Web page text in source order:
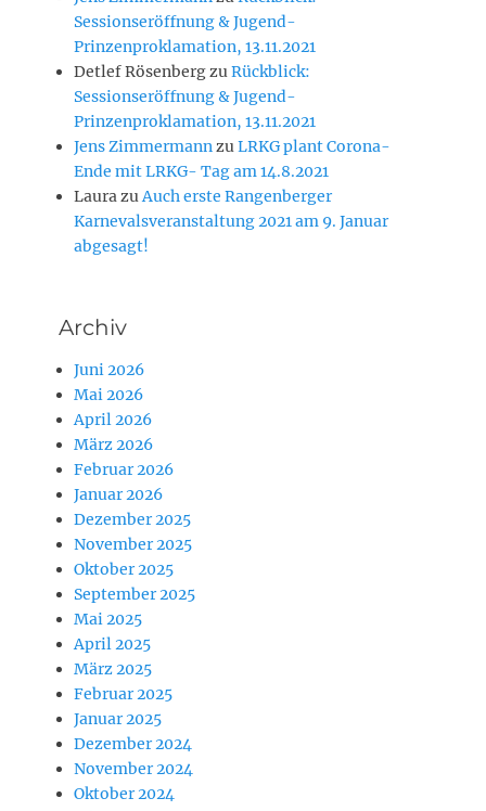
Sessionseröffnung & Jugend-
Prinzenproklamation, 13.11.2021
Detlef RösenbergzuRückblick:
Sessionseröffnung & Jugend-
Prinzenproklamation, 13.11.2021
Jens ZimmermannzuLRKG plant Corona-
Ende mit LRKG- Tag am 14.8.2021
LaurazuAuch erste Rangenberger
Karnevalsveranstaltung 2021 am 9. Januar
abgesagt!
Archiv
Juni 2026
Mai 2026
April 2026
März 2026
Februar 2026
Januar 2026
Dezember 2025
November 2025
Oktober 2025
September 2025
Mai 2025
April 2025
März 2025
Februar 2025
Januar 2025
Dezember 2024
November 2024
Oktober 2024